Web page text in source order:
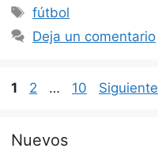
Etiquetas
fútbol
Deja un comentario
Página
1 Página
2 … Página
10 Siguiente
Nuevos